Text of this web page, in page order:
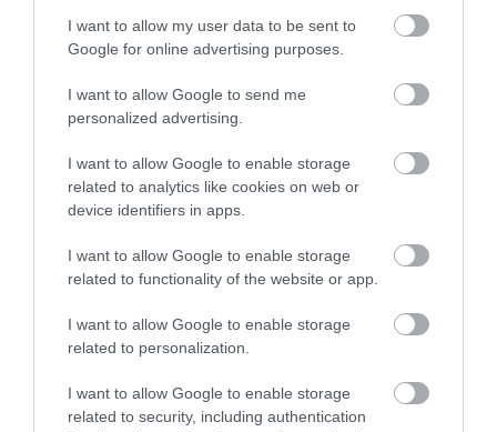
I want to allow my user data to be sent to
Google for online advertising purposes.
I want to allow Google to send me
personalized advertising.
I want to allow Google to enable storage
related to analytics like cookies on web or
device identifiers in apps.
I want to allow Google to enable storage
related to functionality of the website or app.
I want to allow Google to enable storage
related to personalization.
I want to allow Google to enable storage
related to security, including authentication
Rácz Judit
2017. Október 22.
borravaló... A ká életbe már!
2015. Április 30.
Korábban jártam már itt egy
társasággal sörözni, akkor úgy
elment a hely, semmi extra, de
Legutóbb a teraszt
választottuk. Az egyik pincér
szuperunott pofával majdnem
kikérte magának, hogy
egyébként lelkesebb pincér ki
is kérte magának, miután volt